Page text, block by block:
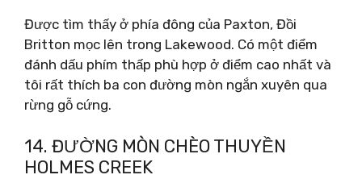
Được tìm thấy ở phía đông của Paxton, Đồi
Britton mọc lên trong Lakewood. Có một điểm
đánh dấu phím thấp phù hợp ở điểm cao nhất và
tôi rất thích ba con đường mòn ngắn xuyên qua
rừng gỗ cứng.
14. ĐƯỜNG MÒN CHÈO THUYỀN
HOLMES CREEK